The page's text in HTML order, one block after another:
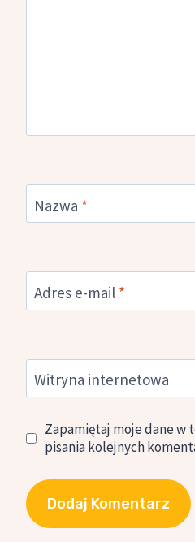
Nazwa *
Adres e-mail *
Witryna internetowa
Zapamiętaj moje dane w
pisania kolejnych